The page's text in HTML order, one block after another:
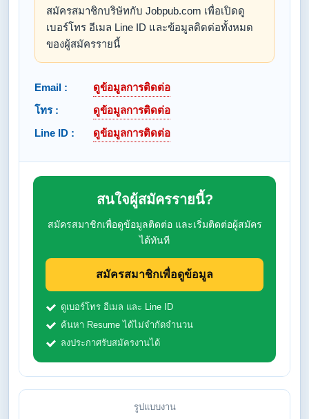
สมัครสมาชิกบริษัทกับ Jobpub.com เพื่อเปิดดู
เบอร์โทร อีเมล Line ID และข้อมูลติดต่อทั้งหมด
ของผู้สมัครรายนี้
Email :
ดูข้อมูลการติดต่อ
โทร :
ดูข้อมูลการติดต่อ
Line ID :
ดูข้อมูลการติดต่อ
สนใจผู้สมัครรายนี้?
สมัครสมาชิกเพื่อดูข้อมูลติดต่อ และเริ่มติดต่อผู้สมัคร
ได้ทันที
สมัครสมาชิกเพื่อดูข้อมูล
ดูเบอร์โทร อีเมล และ Line ID
ค้นหา Resume ได้ไม่จำกัดจำนวน
ลงประกาศรับสมัครงานได้
รูปแบบงาน